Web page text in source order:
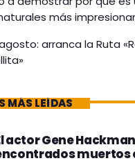
más
arranca la Ruta
MÁS LEÍDAS
actor Gene
muertos